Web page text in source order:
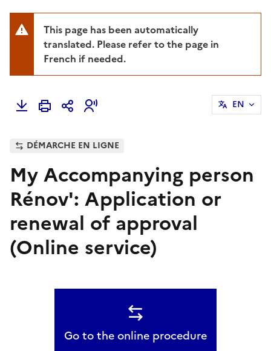
This page has been automatically
translated. Please refer to the page in
French if needed.
EN
DÉMARCHE EN LIGNE
My Accompanying person
Rénov': Application or
renewal of approval
(Online service)
Go to the online procedure